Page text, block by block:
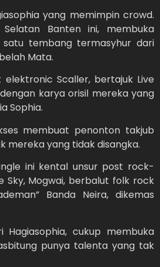
yang memimpin crowd.
Banten ini, membuka
tembang termasyhur dari
Mata.
elektronic Scaller, bertajuk Live
karya orisil mereka yang
Sophia.
membuat penonton takjub
mereka yang tidak disangka.
ini kental unsur post rock-
Sky, Mogwai, berbalut folk rock
Banda Neira, dikemas
cukup membuka
punya talenta yang tak